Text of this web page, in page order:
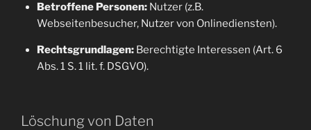
Betroffene Personen:Nutzer (z.B.
Webseitenbesucher, Nutzer von Onlinediensten).
Rechtsgrundlagen:Berechtigte Interessen (Art. 6
Abs. 1 S. 1 lit. f. DSGVO).
Löschung von Daten